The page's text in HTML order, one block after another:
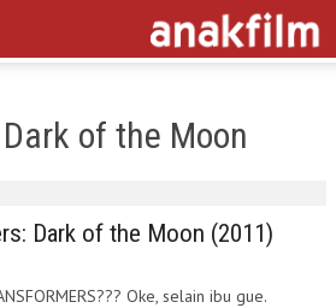
of the Moon
Dark of the Moon (2011)
Oke, selain ibu gue.